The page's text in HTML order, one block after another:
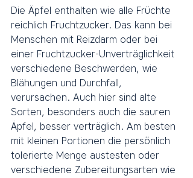
Die Äpfel enthalten wie alle Früchte
reichlich Fruchtzucker. Das kann bei
Menschen mit Reizdarm oder bei
einer Fruchtzucker-Unverträglichkeit
verschiedene Beschwerden, wie
Blähungen und Durchfall,
verursachen. Auch hier sind alte
Sorten, besonders auch die sauren
Äpfel, besser verträglich. Am besten
mit kleinen Portionen die persönlich
tolerierte Menge austesten oder
verschiedene Zubereitungsarten wie